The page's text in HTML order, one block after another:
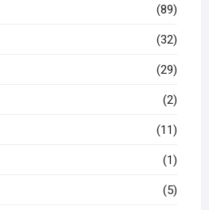
(89)
(32)
(29)
(2)
(11)
(1)
(5)